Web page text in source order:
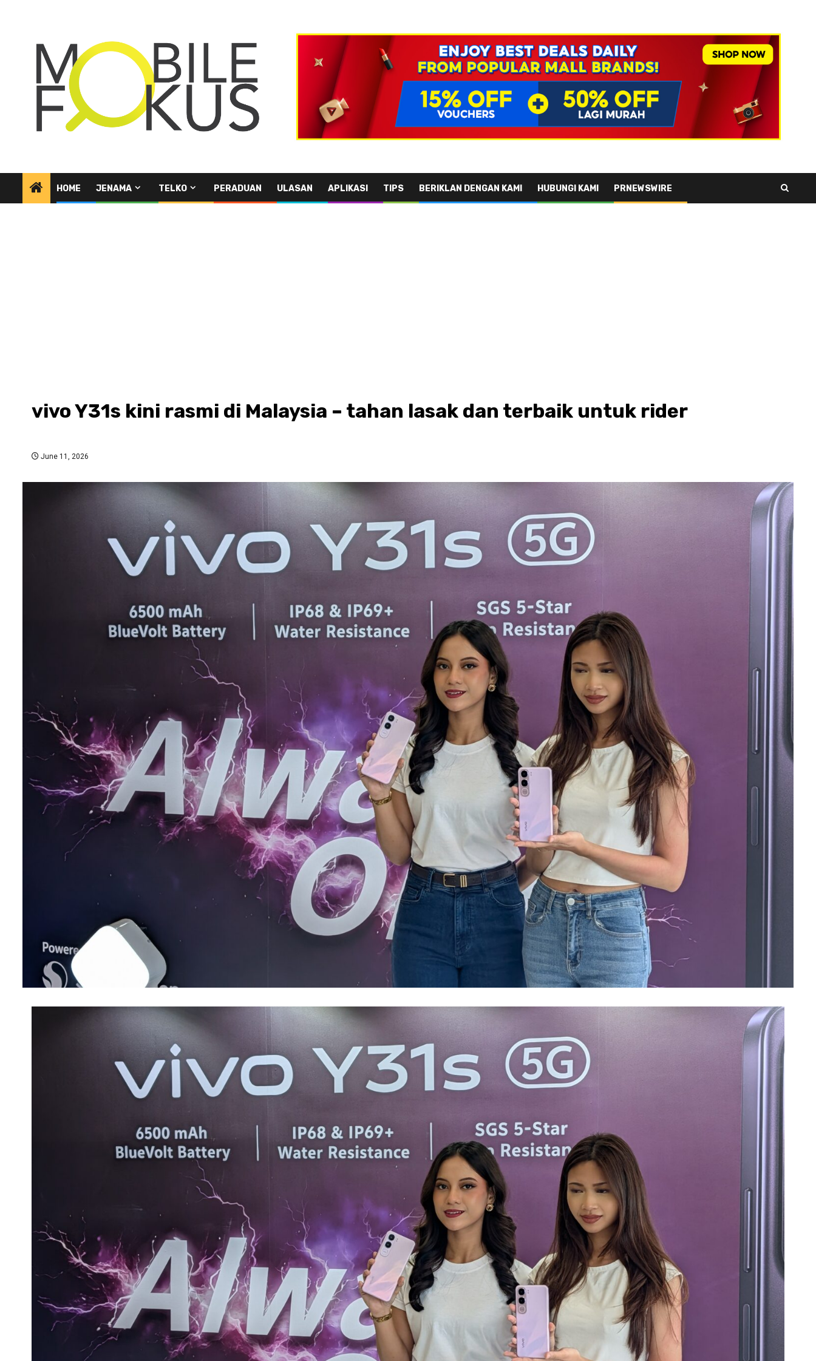
HOME JENAMA TELKO PERADUAN ULASAN APLIKASI TIPS BERIKLAN DENGAN KAMI HUBUNGI KAMI PRNEWSWIRE
vivo Y31s kini rasmi di Malaysia – tahan lasak dan terbaik untuk rider
June 11, 2026